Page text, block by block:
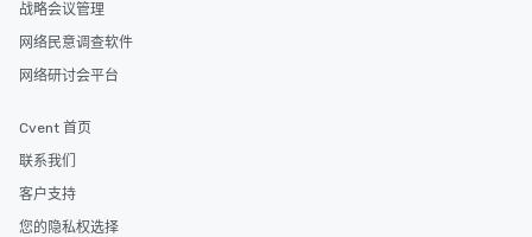
战略会议管理
网络民意调查软件
网络研讨会平台
Cvent 首页
联系我们
客户支持
您的隐私权选择